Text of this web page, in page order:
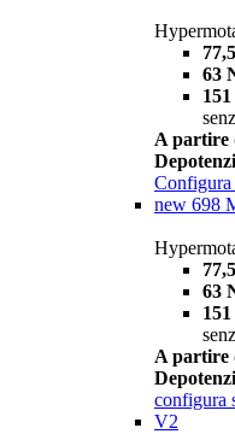
63
A partire
Configura
new 698
63
A partire
configura
V2